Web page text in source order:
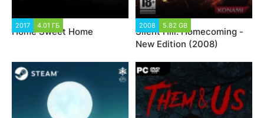
2017 4.01 ГБ
Home Sweet Home
2008 5.82 GB
Silent Hill: Homecoming -
New Edition (2008)